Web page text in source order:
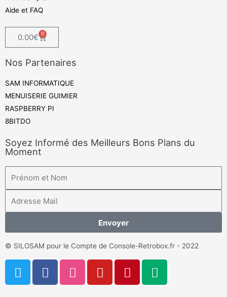
Aide et FAQ
0.00€ 0
Nos Partenaires
SAM INFORMATIQUE
MENUISERIE GUIMIER
RASPBERRY PI
8BITDO
Soyez Informé des Meilleurs Bons Plans du
Moment
Envoyer
© SILOSAM pour le Compte de Console-Retrobox.fr - 2022